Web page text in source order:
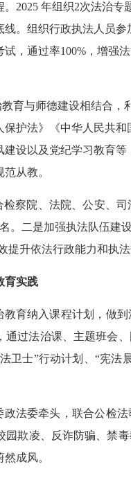
2025 年组织2次法治
。组织行政执法人员
，通过率100%，增强法
教育与师德建设相结合，
保护法》《中华人民共
设以及党纪学习教育
从教。
检察院、法院、公安、
。二是加强执法队伍
提升依法行政能力和执法
育实践
教育纳入课程计划，做
过法治课、主题班会
卫士”行动计划、“宪
政法委牵头，联合公检
欺凌、反诈防骗、禁
成风。